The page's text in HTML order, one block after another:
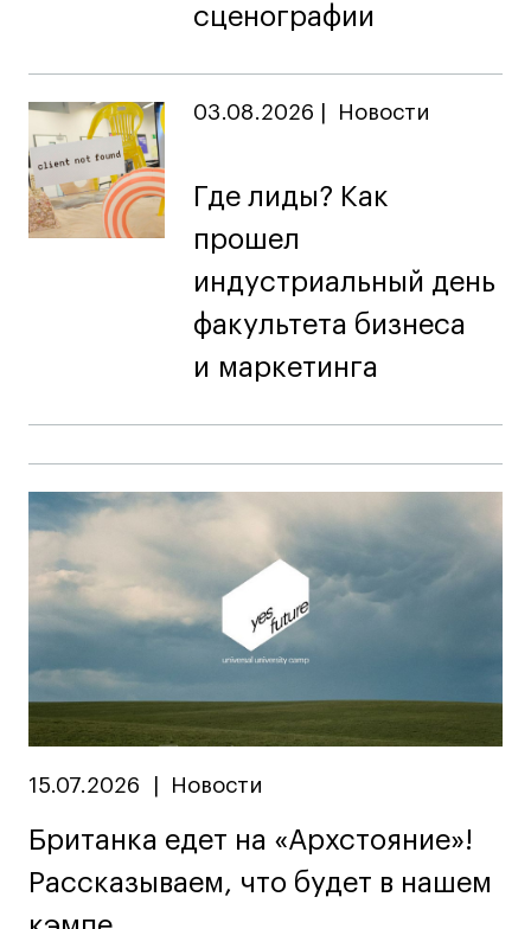
© 2026 БВШД
Лицензия на осуществление образовательной
Университет»
Карта сайта
сценографии
03.08.2026 Новости
Где лиды? Как
прошел
индустриальный день
факультета бизнеса
и маркетинга
15.07.2026 Новости
Британка едет на «Архстояние»!
Рассказываем, что будет в нашем